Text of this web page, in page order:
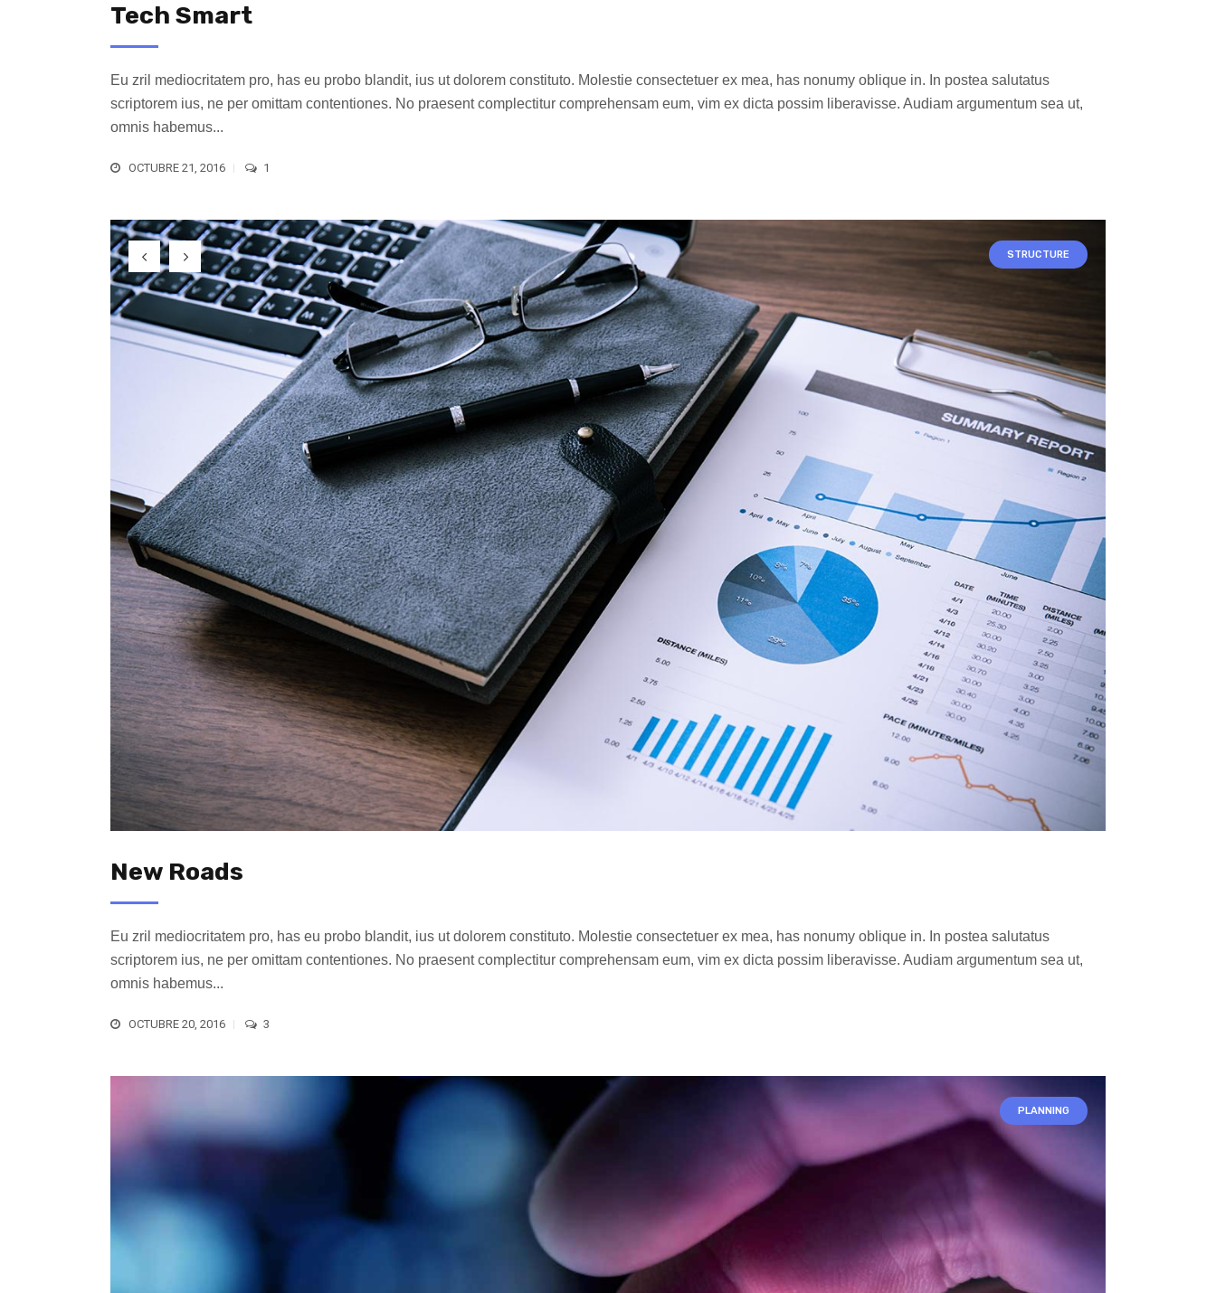
Tech Smart
Eu zril mediocritatem pro, has eu probo blandit, ius ut dolorem constituto. Molestie consectetuer ex mea, has nonumy oblique in. In postea salutatus
scriptorem ius, ne per omittam contentiones. No praesent complectitur comprehensam eum, vim ex dicta possim liberavisse. Audiam argumentum sea ut,
omnis habemus...
OCTUBRE 21, 2016 1
STRUCTURE
New Roads
Eu zril mediocritatem pro, has eu probo blandit, ius ut dolorem constituto. Molestie consectetuer ex mea, has nonumy oblique in. In postea salutatus
scriptorem ius, ne per omittam contentiones. No praesent complectitur comprehensam eum, vim ex dicta possim liberavisse. Audiam argumentum sea ut,
omnis habemus...
OCTUBRE 20, 2016 3
PLANNING